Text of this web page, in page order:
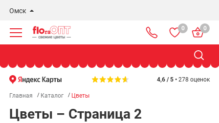
Омск
Новосибирск
Бердск
0 0
4,6 / 5 • 278 оценок
Главная Каталог Цветы
Цветы – Страница 2